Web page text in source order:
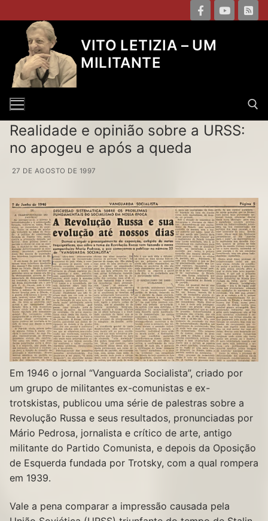
para
conteúdo
VITO LETIZIA – UM
MILITANTE
Pesquisar por:
Realidade e opinião sobre a URSS:
no apogeu e após a queda
27 DE AGOSTO DE 1997
Em 1946 o jornal “Vanguarda Socialista”, criado por
um grupo de militantes ex-comunistas e ex-
trotskistas, publicou uma série de palestras sobre a
Revolução Russa e seus resultados, pronunciadas por
Mário Pedrosa, jornalista e crítico de arte, antigo
militante do Partido Comunista, e depois da Oposição
de Esquerda fundada por Trotsky, com a qual rompera
em 1939.
Vale a pena comparar a impressão causada pela